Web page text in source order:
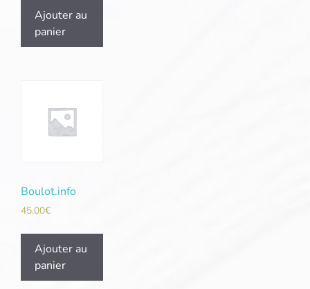
Ajouter au
panier
Boulot.info
45,00€
Ajouter au
panier